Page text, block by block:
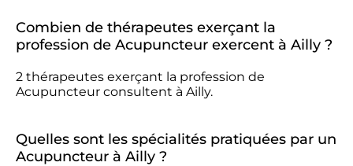
Combien de thérapeutes exerçant la
profession de Acupuncteur exercent à Ailly ?
2 thérapeutes exerçant la profession de
Acupuncteur consultent à Ailly.
Quelles sont les spécialités pratiquées par un
Acupuncteur à Ailly ?